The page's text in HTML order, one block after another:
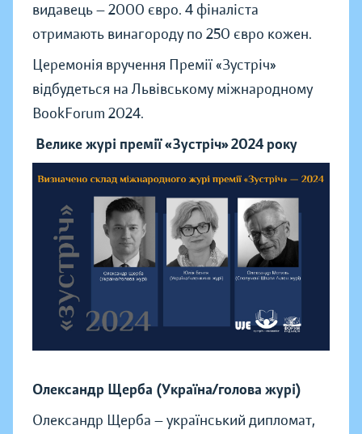
видавець — 2000 євро. 4 фіналіста
отримають винагороду по 250 євро кожен.
Церемонія вручення Премії «Зустріч»
відбудеться на Львівському міжнародному
BookForum 2024.
Велике журі премії «Зустріч» 2024 року
Олександр Щерба (Україна/голова журі)
Олександр Щерба — український дипломат,